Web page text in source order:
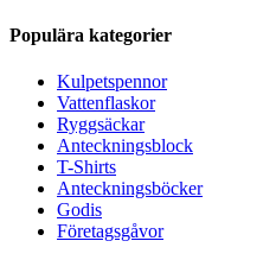
Populära kategorier
Kulpetspennor
Vattenflaskor
Ryggsäckar
Anteckningsblock
T-Shirts
Anteckningsböcker
Godis
Företagsgåvor